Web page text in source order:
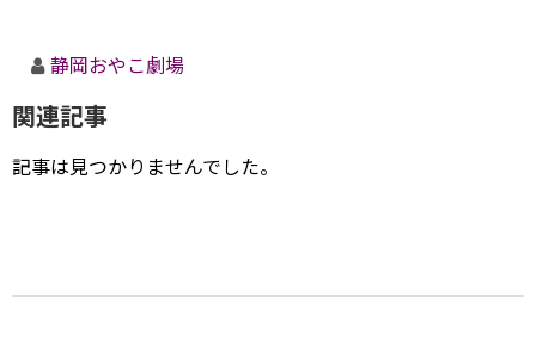
静岡おやこ劇場
関連記事
記事は見つかりませんでした。